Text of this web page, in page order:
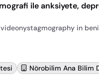
ile anksiyete,
in
Nörobilim Ana Bilim